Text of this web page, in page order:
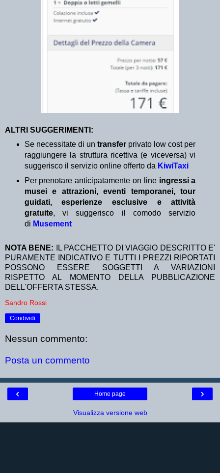
ALTRI SUGGERIMENTI:
Se necessitate di un transfer privato low cost per
raggiungere la struttura ricettiva (e viceversa) vi
suggerisco il servizio online offerto da KiwiTaxi
Per prenotare anticipatamente on line ingressi a
musei e attrazioni, eventi temporanei, tour
guidati, esperienze esclusive e attività
gratuite, vi suggerisco il comodo servizio
di Musement
NOTA BENE:
IL PACCHETTO DI VIAGGIO DESCRITTO E'
PURAMENTE INDICATIVO E TUTTI I PREZZI RIPORTATI
POSSONO ESSERE SOGGETTI A VARIAZIONI
RISPETTO AL MOMENTO DELLA PUBBLICAZIONE
DELL'OFFERTA STESSA.
Sandro Rossi
Condividi
Nessun commento:
Posta un commento
‹ ›
Home page
Visualizza versione web